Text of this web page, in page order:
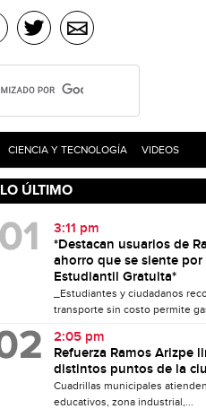
CIENCIA Y TECNOLOGÍA VIDEOS
LO ÚLTIMO
3:11 pm
*Destacan usuarios de
ahorro que se siente por
Estudiantil Gratuita*
_Estudiantes y ciudadanos
transporte sin costo permite
2:05 pm
Refuerza Ramos Arizpe
distintos puntos de la
Cuadrillas municipales
educativos, zona industrial,...